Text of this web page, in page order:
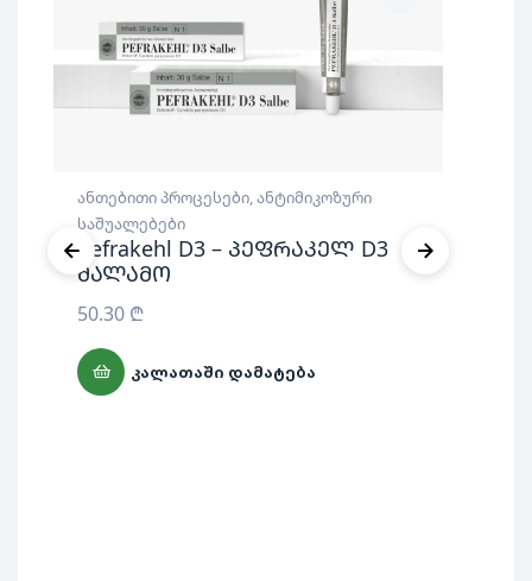
ანთებითი პროცესები,ანტიმიკოზური
საშუალებები
Pefrakehl D3 – პეფრაკელ D3
მალამო
50.30 ₾
ᲙᲐᲚᲐᲗᲐᲨᲘ ᲓᲐᲛᲐᲢᲔᲑᲐ